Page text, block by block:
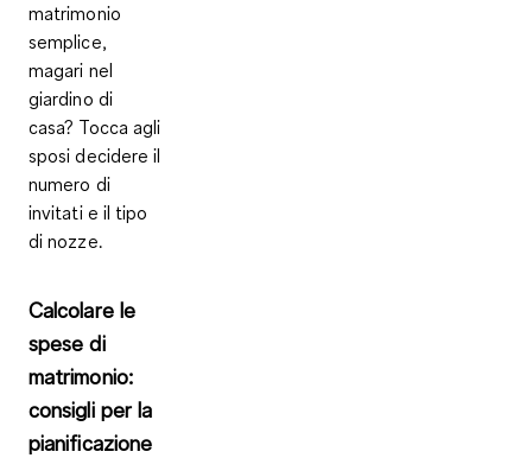
matrimonio
semplice,
magari nel
giardino di
casa? Tocca agli
sposi decidere il
numero di
invitati e il tipo
di nozze.
Calcolare le
spese di
matrimonio:
consigli per la
pianificazione